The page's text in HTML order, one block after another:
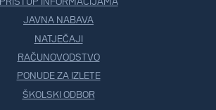
PRISTUP INFORMACIJAMA
JAVNA NABAVA
NATJEČAJI
RAČUNOVODSTVO
PONUDE ZA IZLETE
ŠKOLSKI ODBOR